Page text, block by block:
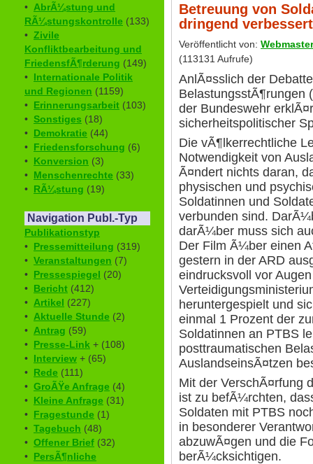
• AbrÃ¼stung und
RÃ¼stungskontrolle (133)
• Zivile
Konfliktbearbeitung und
FriedensfÃ¶rderung (149)
• Internationale Politik
und Regionen (1159)
• Erinnerungsarbeit (103)
• Sonstiges (18)
• Demokratie (44)
• Friedensforschung (6)
• Konversion (3)
• Menschenrechte (33)
• RÃ¼stung (19)
Navigation Publ.-Typ
Publikationstyp
• Pressemitteilung (319)
• Veranstaltungen (7)
• Pressespiegel (20)
• Bericht (412)
• Artikel (227)
• Aktuelle Stunde (2)
• Antrag (59)
• Presse-Link + (108)
• Interview + (65)
• Rede (111)
• GroÃŸe Anfrage (4)
• Kleine Anfrage (31)
• Fragestunde (1)
• Tagebuch (48)
• Offener Brief (32)
• PersÃ¶nliche
Betreuung von
dringend
Veröffentlicht von: Webmaster
(113131 Aufrufe)
AnlÃ¤sslich der
BelastungsstÃ¶rungen
der Bundeswehr
sicherheitspolitischer
Die vÃ¶lkerrechtliche
Notwendigkeit von
Ã¤ndert nichts daran,
physischen und
Soldatinnen und
verbunden sind.
darÃ¼ber muss sich
Der Film Ã¼ber einen
gestern in der ARD
eindrucksvoll vor
heruntergespielt und
einmal 1 Prozent der
Soldatinnen an PTBS
posttraumatischen
AuslandseinsÃ¤tzen
Mit der VerschÃ¤rfung
ist zu befÃ¼rchten,
Soldaten mit PTBS
in besonderer
abzuwÃ¤gen und die
berÃ¼cksichtigen.